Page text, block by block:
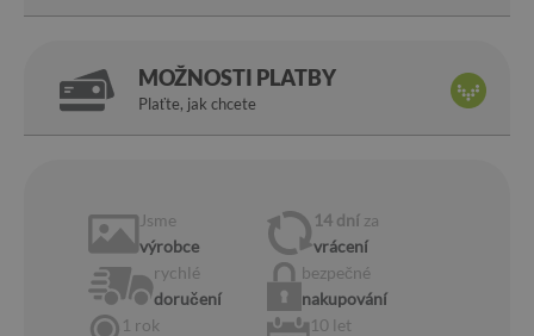
MOŽNOSTI PLATBY
Plaťte, jak chcete
Jsme
výrobce
14 dní za
vrácení
rychlé
doručení
bezpečné
nakupování
1 rok
10 let